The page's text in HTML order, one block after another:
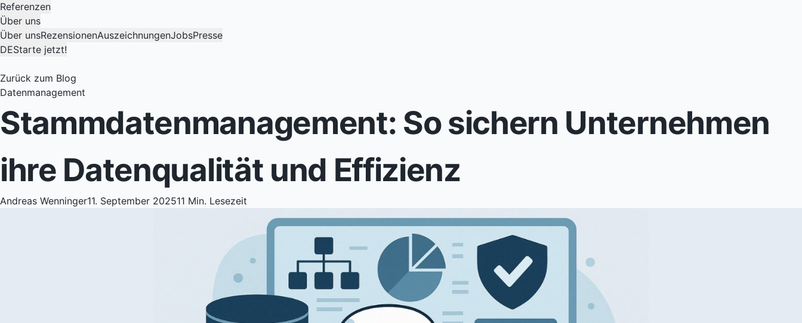
Referenzen
Über uns
Über unsRezensionenAuszeichnungenJobsPresse
DEStarte jetzt!
Zurück zum Blog
Datenmanagement
Stammdatenmanagement: So sichern Unternehmen
ihre Datenqualität und Effizienz
Andreas Wenninger11. September 202511 Min. Lesezeit